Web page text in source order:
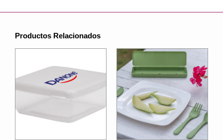
Productos Relacionados